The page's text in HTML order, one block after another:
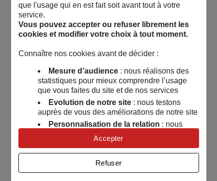
que l'usage qui en est fait soit avant tout à votre
service.
Vous pouvez accepter ou refuser librement les
cookies et modifier votre choix à tout moment.
Connaître nos cookies avant de décider :
Mesure d’audience: nous réalisons des
statistiques pour mieux comprendre l’usage
que vous faites du site et de nos services
Evolution de notre site: nous testons
auprès de vous des améliorations de notre site
Personnalisation de la relation : nous
nous servons de cookies pour adapter nos
contenus et personnaliser nos offres
Univers publicitaire: nous utilisons avec
nos partenaires des cookies pour afficher des
publicités personnalisées
Refuser
Accepter